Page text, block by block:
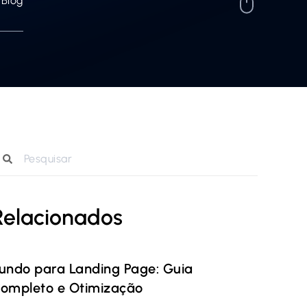
para Landing Page: Guia
e Otimização